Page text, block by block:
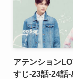
アテンション
すじ-23話-24話-